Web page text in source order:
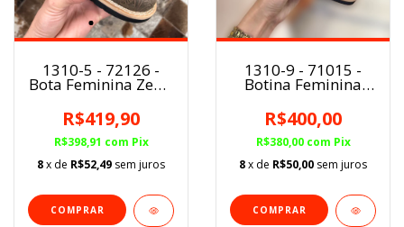
1310-5 - 72126 -
Bota Feminina Zebu
R$419,90
R$398,91 com Pix
8x de R$52,49 sem juros
COMPRAR
1310-9 - 71015 -
Botina Feminina
R$400,00
R$380,00 com Pix
8x de R$50,00 sem juros
COMPRAR